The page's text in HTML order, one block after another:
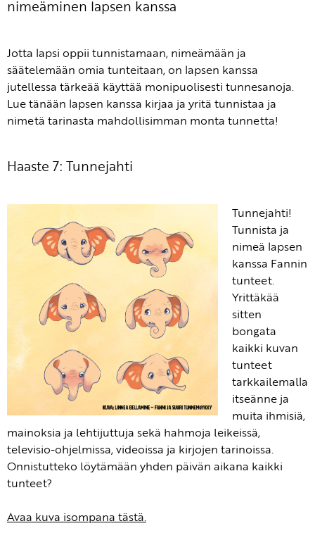
nimeäminen lapsen kanssa
Jotta lapsi oppii tunnistamaan, nimeämään ja
säätelemään omia tunteitaan, on lapsen kanssa
jutellessa tärkeää käyttää monipuolisesti tunnesanoja.
Lue tänään lapsen kanssa kirjaa ja yritä tunnistaa ja
nimetä tarinasta mahdollisimman monta tunnetta!
Haaste 7: Tunnejahti
Tunnejahti!
Tunnista ja
nimeä lapsen
kanssa Fannin
tunteet.
Yrittäkää
sitten
bongata
kaikki kuvan
tunteet
tarkkailemalla
itseänne ja
muita ihmisiä,
mainoksia ja lehtijuttuja sekä hahmoja leikeissä,
televisio-ohjelmissa, videoissa ja kirjojen tarinoissa.
Onnistutteko löytämään yhden päivän aikana kaikki
tunteet?
Avaa kuva isompana tästä.